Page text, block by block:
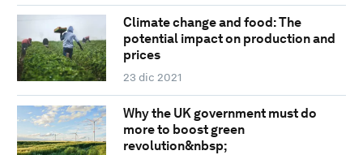
Climate change and food: The
potential impact on production and
prices
23 dic 2021
Why the UK government must do
more to boost green
revolution&nbsp;